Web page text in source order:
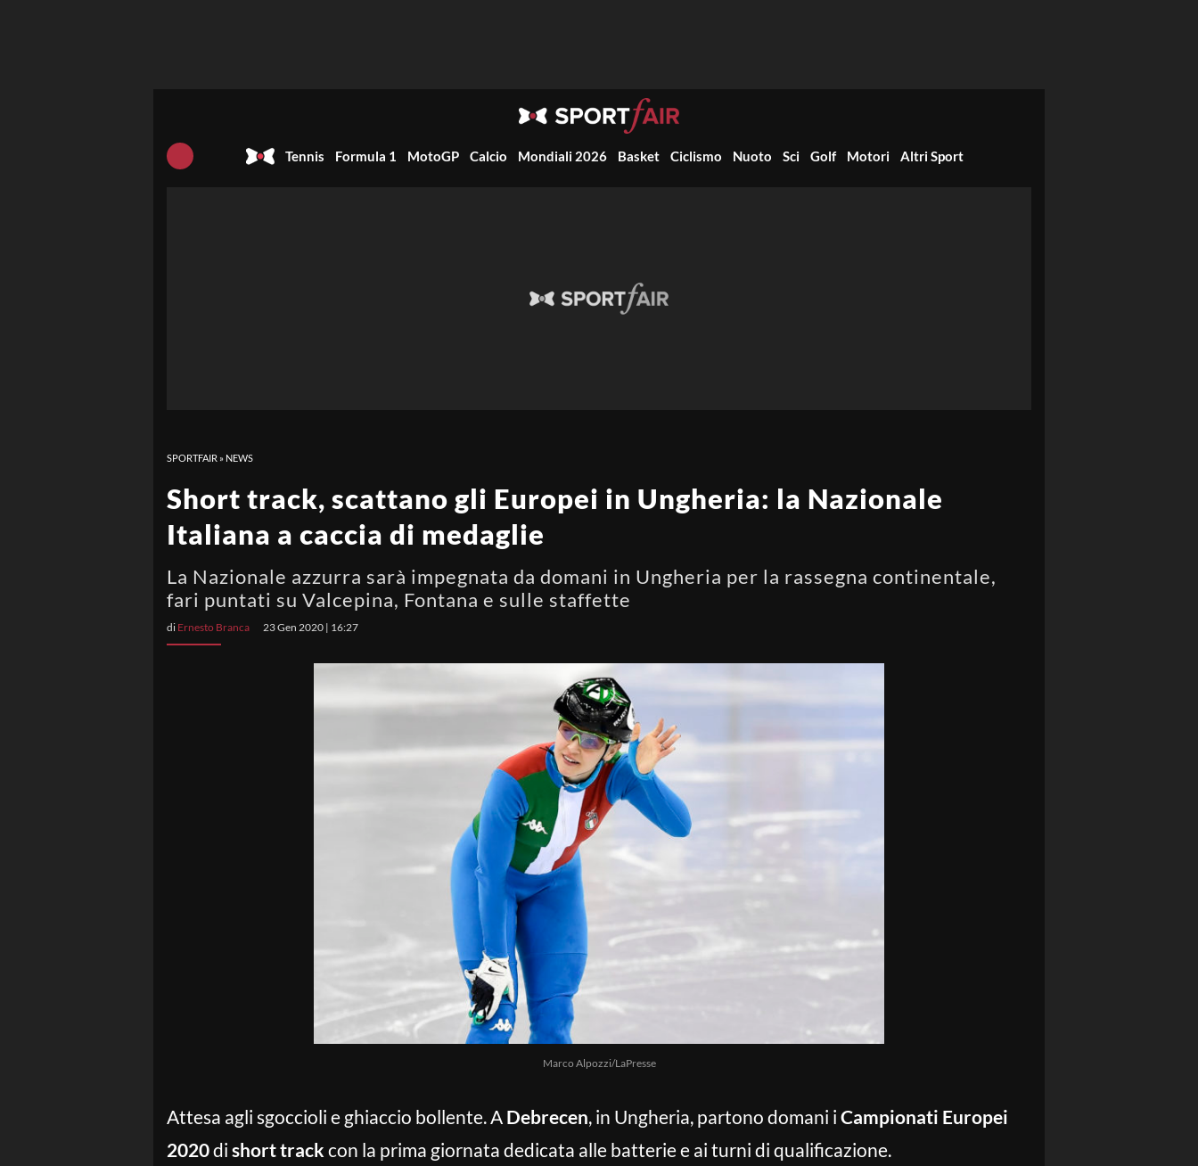
Tennis Formula 1 MotoGP Calcio Mondiali 2026 Basket Ciclismo Nuoto Sci Golf Motori Altri Sport
SPORTFAIR » NEWS
Short track, scattano gli Europei in Ungheria: la Nazionale
Italiana a caccia di medaglie
La Nazionale azzurra sarà impegnata da domani in Ungheria per la rassegna continentale,
fari puntati su Valcepina, Fontana e sulle staffette
di Ernesto Branca 23 Gen 2020 | 16:27
Marco Alpozzi/LaPresse
Attesa agli sgoccioli e ghiaccio bollente. A Debrecen, in Ungheria, partono domani i Campionati Europei
2020di short track con la prima giornata dedicata alle batterie e ai turni di qualificazione.